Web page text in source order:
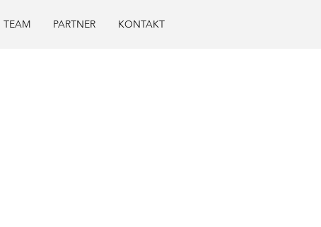
TEAM PARTNER KONTAKT